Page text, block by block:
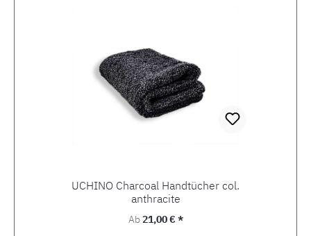
UCHINO Charcoal Handtücher col.
anthracite
Regulärer Preis:
Ab21,00 € *